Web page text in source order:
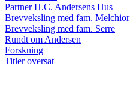
Partner H.C. Andersens Hus
Brevveksling med fam. Melchior
Brevveksling med fam. Serre
Rundt om Andersen
Forskning
Titler oversat